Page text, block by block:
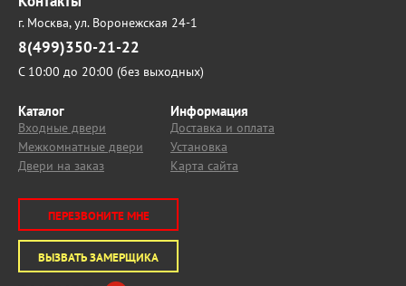
г. Москва,ул. Воронежская 24-1
8(499)350-21-22
С 10:00 до 20:00 (без выходных)
Каталог
Входные двери
Межкомнатные двери
Двери на заказ
Информация
Доставка и оплата
Установка
Карта сайта
ПЕРЕЗВОНИТЕ МНЕ
ВЫЗВАТЬ ЗАМЕРЩИКА